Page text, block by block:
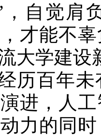
，自觉肩
才能不
大学建设
历百年
进，人
力的同